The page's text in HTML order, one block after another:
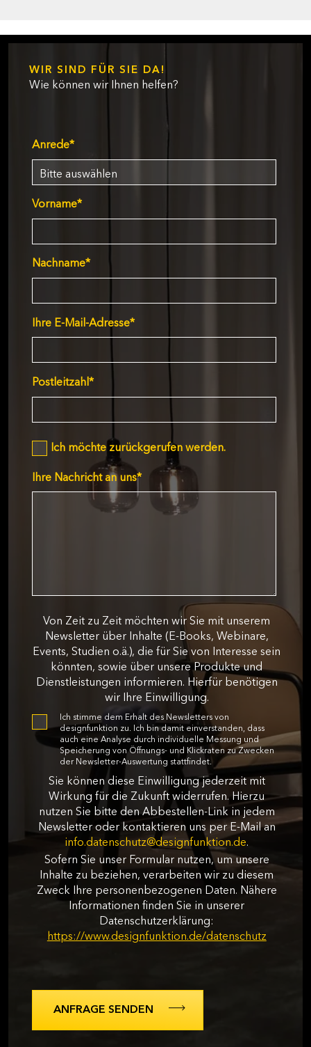
WIR SIND FÜR SIE DA!
Wie können wir Ihnen helfen?
Anrede*
Vorname*
Nachname*
Ihre E-Mail-Adresse*
Postleitzahl *
Ich möchte zurückgerufen werden.
Ihre Nachricht an uns*
Von Zeit zu Zeit möchten wir Sie mit unserem
Newsletter über Inhalte (E-Books, Webinare,
Events, Studien o.ä.), die für Sie von Interesse sein
könnten, sowie über unsere Produkte und
Dienstleistungen informieren. Hierfür benötigen
wir Ihre Einwilligung.
Ich stimme dem Erhalt des Newsletters von
designfunktion zu. Ich bin damit einverstanden, dass
auch eine Analyse durch individuelle Messung und
Speicherung von Öffnungs- und Klickraten zu Zwecken
der Newsletter-Auswertung stattfindet.
Sie können diese Einwilligung jederzeit mit
Wirkung für die Zukunft widerrufen. Hierzu
nutzen Sie bitte den Abbestellen-Link in jedem
Newsletter oder kontaktieren uns per E-Mail an
info.datenschutz@designfunktion.de.
Sofern Sie unser Formular nutzen, um unsere
Inhalte zu beziehen, verarbeiten wir zu diesem
Zweck Ihre personenbezogenen Daten. Nähere
Informationen finden Sie in unserer
Datenschutzerklärung:
https://www.designfunktion.de/datenschutz